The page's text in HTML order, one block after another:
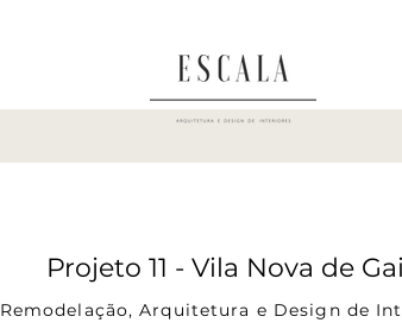
Projeto 11 - Vila Nova de
Remodelação, Arquitetura e Design de